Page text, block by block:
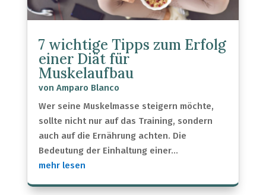
7 wichtige Tipps zum Erfolg
einer Diät für
Muskelaufbau
von Amparo Blanco
Wer seine Muskelmasse steigern möchte,
sollte nicht nur auf das Training, sondern
auch auf die Ernährung achten. Die
Bedeutung der Einhaltung einer...
mehr lesen